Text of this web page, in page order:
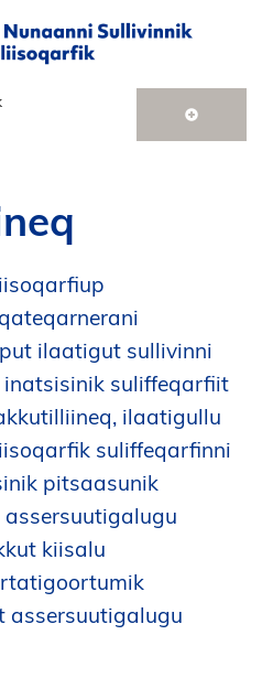
ilaatigut sullivinni
suliffeqarfiit
ilaatigullu
suliffeqarfinni
pitsaasunik
kiisalu
assersuutigalugu